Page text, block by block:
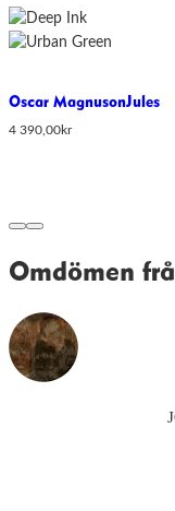
Oscar MagnusonJules
4 390,00kr
Omdömen